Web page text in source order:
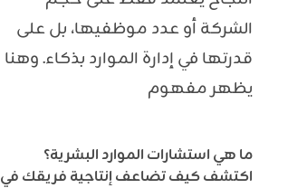
الشركة أو عدد موظفيها، بل على
قدرتها في إدارة الموارد بذكاء. وهنا
يظهر مفهوم
ما هي استشارات الموارد البشرية؟
اكتشف كيف تضاعف إنتاجية فريقك في